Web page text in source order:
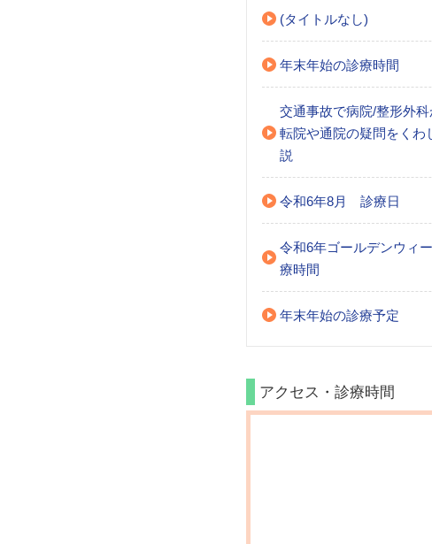
(タイトルなし)
年末年始の診療時間
交通事故で病院/整形外科
転院や通院の疑問をくわ
説
令和6年8月 診療日
令和6年ゴールデンウィ
療時間
年末年始の診療予定
アクセス・診療時間